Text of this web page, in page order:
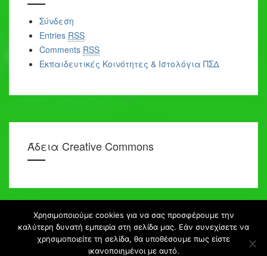
Σύνδεση
Entries RSS
Comments RSS
Εκπαιδευτικές Κοινότητες & Ιστολόγια ΠΣΔ
Άδεια Creative Commons
blogs.sch.gr
Χρησιμοποιούμε cookies για να σας προσφέρουμε την
καλύτερη δυνατή εμπειρία στη σελίδα μας. Εάν συνεχίσετε να
χρησιμοποιείτε τη σελίδα, θα υποθέσουμε πως είστε
ικανοποιημένοι με αυτό.